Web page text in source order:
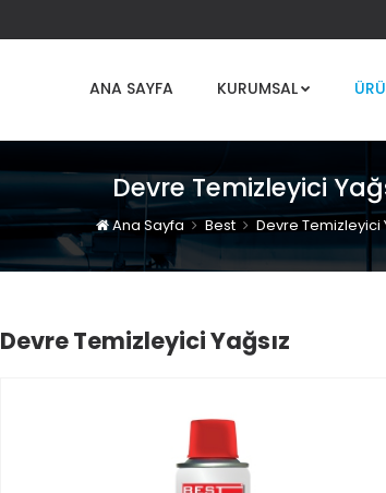
ANA SAYFA KURUMSAL
Devre Temizleyici
Ana Sayfa Best Devre Temizleyici
Devre Temizleyici Yağsız